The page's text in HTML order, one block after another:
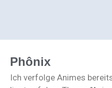
Phônix
Ich verfolge Animes